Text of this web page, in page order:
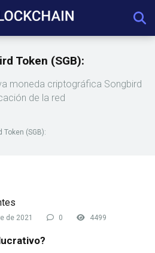
Token (SGB):
moneda criptográfica Songbird
de la red
Token (SGB):
de 2021 0 4499